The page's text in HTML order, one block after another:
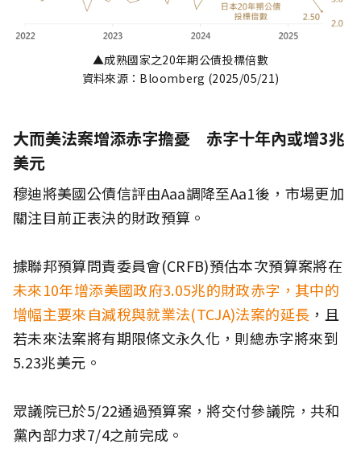
▲成熟國家之20年期公債投標倍數
資料來源：Bloomberg (2025/05/21)
大而美法案增添赤字擔憂 赤字十年內或增3兆
美元
穆迪將美國公債信評由Aaa調降至Aa1後，市場更加
關注目前正表決的財政預算。
據聯邦預算問責委員會(CRFB)預估本次預算案將在
未來10年增添美國政府3.05兆的財政赤字，其中的
增幅主要來自減稅與就業法(TCJA)法案的延長 ，且
若未來法案將有期限條文永久化，則總赤字將來到
5.23兆美元。
眾議院已於5/22通過預算案，將交付參議院，共和
黨內部力求7/4之前完成。